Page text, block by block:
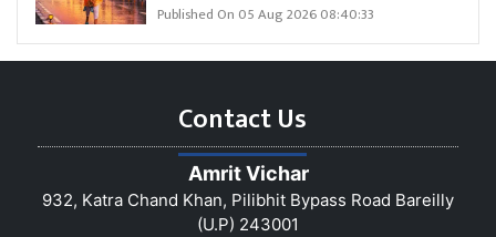
Published On 05 Aug 2026 08:40:33
Contact Us
Amrit Vichar
932, Katra Chand Khan, Pilibhit Bypass Road Bareilly
(U.P) 243001